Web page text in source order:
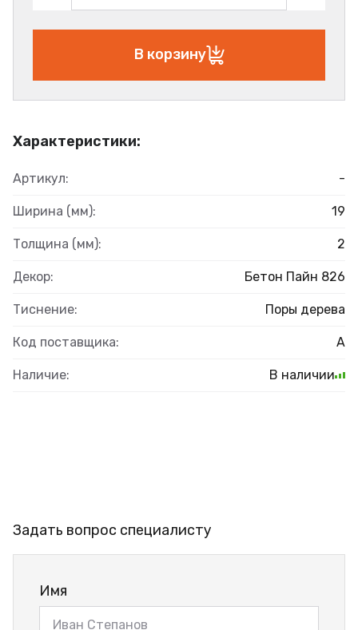
Характеристики:
Артикул: -
Ширина (мм): 19
Толщина (мм): 2
Декор: Бетон Пайн 826
Тиснение: Поры дерева
Код поставщика: А
Наличие: В наличии
В корзину
Задать вопрос специалисту
Имя